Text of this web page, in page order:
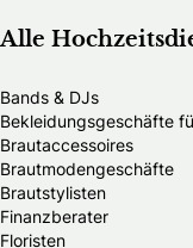
Alle
Bands & DJs
Bekleidungsgeschäfte
Brautaccessoires
Brautmodengeschäfte
Brautstylisten
Finanzberater
Floristen